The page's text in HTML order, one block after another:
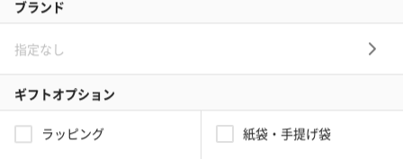
名入れや豊富なラッピング、そのまま渡せる完璧な装飾を 大切な人に
ュ機能がおすすめです。スタッフがあなたのシーンにぴったりのギフト
を探してくれます。